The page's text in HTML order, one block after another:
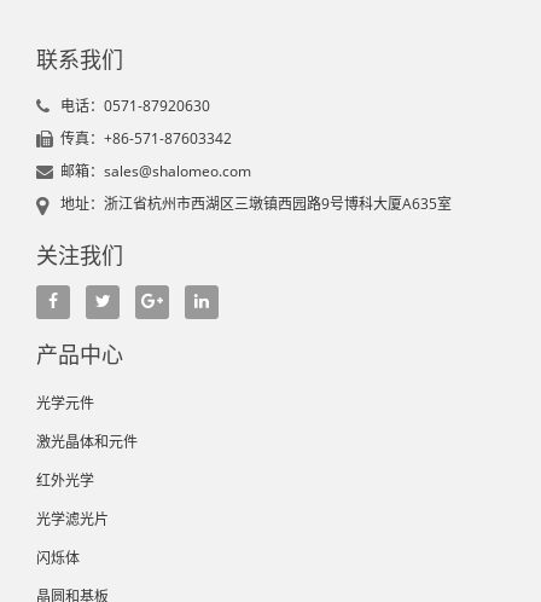
联系我们
电话：0571-87920630
传真：+86-571-87603342
邮箱：sales@shalomeo.com
地址：浙江省杭州市西湖区三墩镇西园路9号博科大厦A635室
关注我们
产品中心
光学元件
激光晶体和元件
红外光学
光学滤光片
闪烁体
晶圆和基板